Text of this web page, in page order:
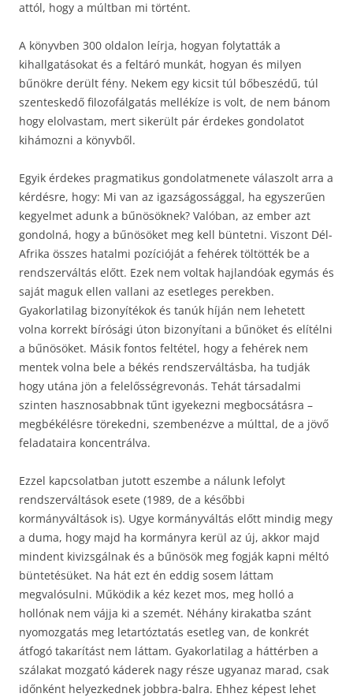
attól, hogy a múltban mi történt.
A könyvben 300 oldalon leírja, hogyan folytatták a
kihallgatásokat és a feltáró munkát, hogyan és milyen
bűnökre derült fény. Nekem egy kicsit túl bőbeszédű, túl
szenteskedő filozofálgatás mellékíze is volt, de nem bánom
hogy elolvastam, mert sikerült pár érdekes gondolatot
kihámozni a könyvből.
Egyik érdekes pragmatikus gondolatmenete válaszolt arra a
kérdésre, hogy: Mi van az igazságossággal, ha egyszerűen
kegyelmet adunk a bűnösöknek? Valóban, az ember azt
gondolná, hogy a bűnösöket meg kell büntetni. Viszont Dél-
Afrika összes hatalmi pozícióját a fehérek töltötték be a
rendszerváltás előtt. Ezek nem voltak hajlandóak egymás és
saját maguk ellen vallani az esetleges perekben.
Gyakorlatilag bizonyítékok és tanúk híján nem lehetett
volna korrekt bírósági úton bizonyítani a bűnöket és elítélni
a bűnösöket. Másik fontos feltétel, hogy a fehérek nem
mentek volna bele a békés rendszerváltásba, ha tudják
hogy utána jön a felelősségrevonás. Tehát társadalmi
szinten hasznosabbnak tűnt igyekezni megbocsátásra –
megbékélésre törekedni, szembenézve a múlttal, de a jövő
feladataira koncentrálva.
Ezzel kapcsolatban jutott eszembe a nálunk lefolyt
rendszerváltások esete (1989, de a későbbi
kormányváltások is). Ugye kormányváltás előtt mindig megy
a duma, hogy majd ha kormányra kerül az új, akkor majd
mindent kivizsgálnak és a bűnösök meg fogják kapni méltó
büntetésüket. Na hát ezt én eddig sosem láttam
megvalósulni. Működik a kéz kezet mos, meg holló a
hollónak nem vájja ki a szemét. Néhány kirakatba szánt
nyomozgatás meg letartóztatás esetleg van, de konkrét
átfogó takarítást nem láttam. Gyakorlatilag a háttérben a
szálakat mozgató káderek nagy része ugyanaz marad, csak
időnként helyezkednek jobbra-balra. Ehhez képest lehet